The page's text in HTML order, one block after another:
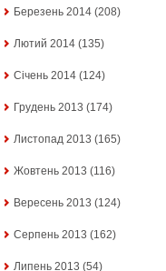
Березень 2014 (208)
Лютий 2014 (135)
Січень 2014 (124)
Грудень 2013 (174)
Листопад 2013 (165)
Жовтень 2013 (116)
Вересень 2013 (124)
Серпень 2013 (162)
Липень 2013 (54)